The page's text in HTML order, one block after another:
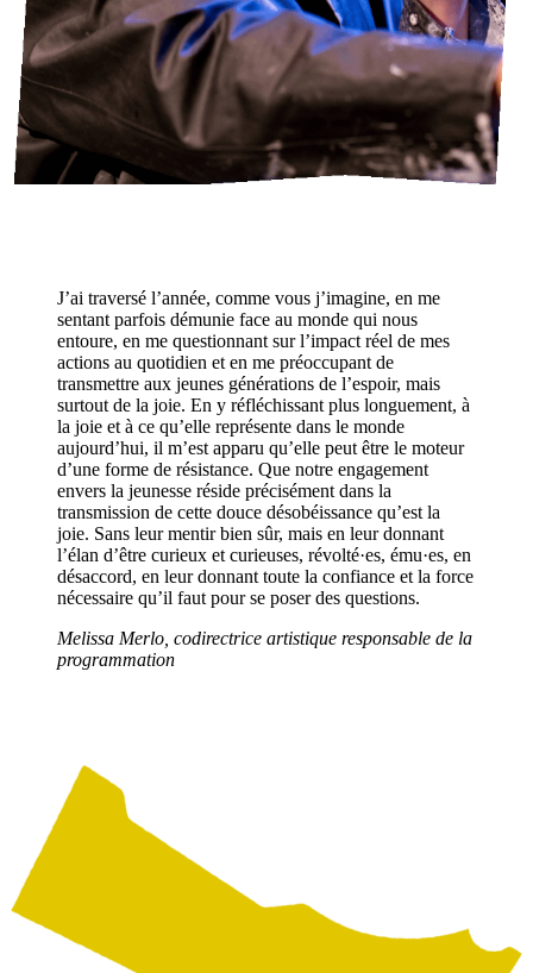
J’ai traversé l’année, comme vous j’imagine, en me
sentant parfois démunie face au monde qui nous
entoure, en me questionnant sur l’impact réel de mes
actions au quotidien et en me préoccupant de
transmettre aux jeunes générations de l’espoir, mais
surtout de la joie. En y réfléchissant plus longuement, à
la joie et à ce qu’elle représente dans le monde
aujourd’hui, il m’est apparu qu’elle peut être le moteur
d’une forme de résistance. Que notre engagement
envers la jeunesse réside précisément dans la
transmission de cette douce désobéissance qu’est la
joie. Sans leur mentir bien sûr, mais en leur donnant
l’élan d’être curieux et curieuses, révolté·es, ému·es, en
désaccord, en leur donnant toute la confiance et la force
nécessaire qu’il faut pour se poser des questions.
Melissa Merlo, codirectrice artistique responsable de la
programmation